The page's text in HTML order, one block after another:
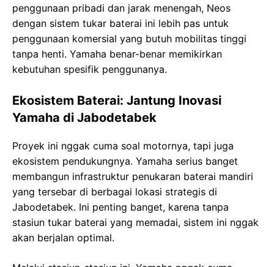
penggunaan pribadi dan jarak menengah, Neos
dengan sistem tukar baterai ini lebih pas untuk
penggunaan komersial yang butuh mobilitas tinggi
tanpa henti. Yamaha benar-benar memikirkan
kebutuhan spesifik penggunanya.
Ekosistem Baterai: Jantung Inovasi
Yamaha di Jabodetabek
Proyek ini nggak cuma soal motornya, tapi juga
ekosistem pendukungnya. Yamaha serius banget
membangun infrastruktur penukaran baterai mandiri
yang tersebar di berbagai lokasi strategis di
Jabodetabek. Ini penting banget, karena tanpa
stasiun tukar baterai yang memadai, sistem ini nggak
akan berjalan optimal.